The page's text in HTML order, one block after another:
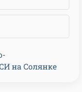
на Солянке